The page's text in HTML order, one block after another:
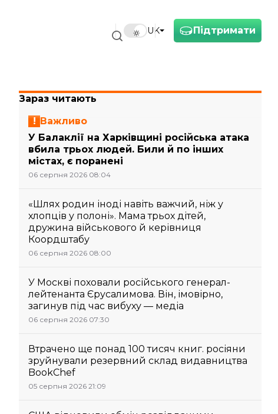
Підтримати
UK
Зараз читають
Важливо
У Балаклії на Харківщині російська атака
вбила трьох людей. Били й по інших
містах, є поранені
06 серпня 2026 08:04
«Шлях родин іноді навіть важчий, ніж у
хлопців у полоні». Мама трьох дітей,
дружина військового й керівниця
Коордштабу
06 серпня 2026 08:00
У Москві поховали російського генерал-
лейтенанта Єрусалимова. Він, імовірно,
загинув під час вибуху — медіа
06 серпня 2026 07:30
Втрачено ще понад 100 тисяч книг. росіяни
зруйнували резервний склад видавництва
BookChef
05 серпня 2026 21:09